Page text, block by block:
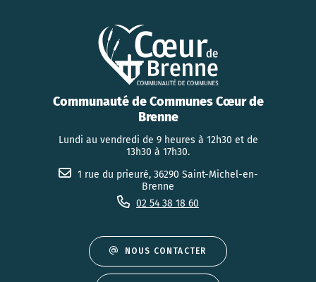
Communauté de Communes Cœur de
Brenne
Lundi au vendredi de 9 heures à 12h30 et de
13h30 à 17h30.
1 rue du prieuré, 36290 Saint-Michel-en-
Brenne
02 54 38 18 60
NOUS CONTACTER